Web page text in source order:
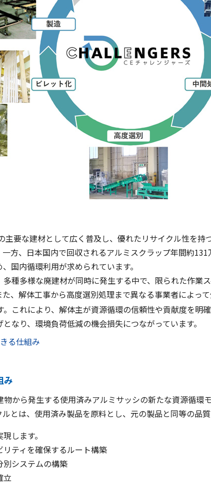
要な建材として広く普及し、優れたリサイクル性を
方、日本国内で回収されるアルミスクラップ年間約
国内循環利用が求められています。
種多様な廃建材が同時に発生する中で、限られた作業
、解体工事から高度選別処理まで異なる事業者によっ
これにより、解体主が資源循環の信頼性や貢献度を明
なり、環境負荷低減の機会損失につながっています。
る仕組み
み
から発生する使用済みアルミサッシの新たな資源循環
とは、使用済み製品を原料とし、元の製品と同等の品
します。
ティを確保するルート構築
システムの構築
立